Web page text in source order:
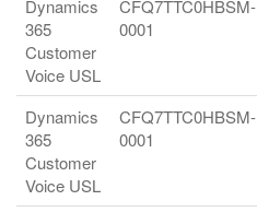
Dynamics
365
Customer
Voice USL
CFQ7TTC0HBSM-
0001
Dynamics
365
Customer
Voice USL
CFQ7TTC0HBSM-
0001